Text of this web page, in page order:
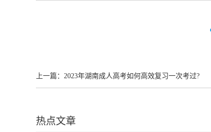
上一篇： 2023年湖南成人高考如何高效复习一次考过?
热点文章